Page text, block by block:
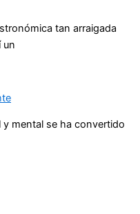
tan arraigada
un
mental se ha convertido